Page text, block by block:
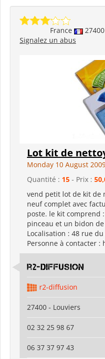
France 27400
Signalez un abus
Lot kit de
Monday 10 August
Quantité : 15 - Prix :
vend petit lot de kit de
neuf complet avec
poste. le kit comprend
pinceau et un bidon
Localisation : 48 rue
Personne à contacter :
r2-diffusion
r2-diffusion
27400 - Louviers
02 32 25 98 67
06 37 37 97 43